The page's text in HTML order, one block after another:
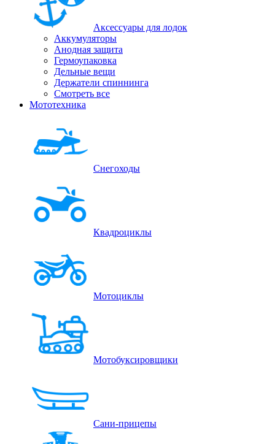
Аксессуары для лодок
Аккумуляторы
Анодная защита
Гермоупаковка
Дельные вещи
Держатели спиннинга
Смотреть все
Мототехника
Снегоходы
Квадроциклы
Мотоциклы
Мотобуксировщики
Сани-прицепы